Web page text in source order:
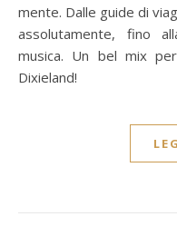
mente. Dalle guide di
assolutamente, fino
musica. Un bel mix
Dixieland!